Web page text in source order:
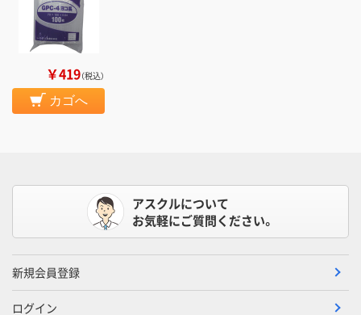
￥419（税込）
カゴへ
アスクルについて
お気軽にご質問ください。
新規会員登録
ログイン